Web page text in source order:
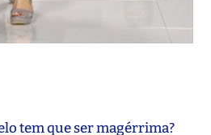
tem que ser magérrima?